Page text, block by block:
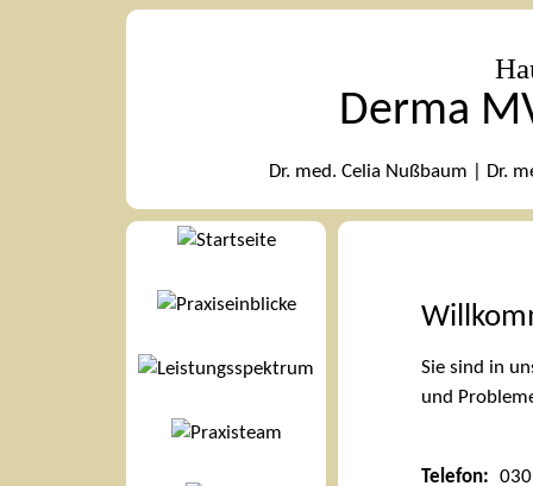
Derma
Dr. med. Celia Nußbaum | Dr.
Startseite
Praxiseinblicke
Leistungsspektrum
Sie sind in
und
Telefon: